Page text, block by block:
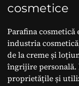
cosmetice
Parafina
industria
de la creme și
îngrijire personală.
proprietățile și